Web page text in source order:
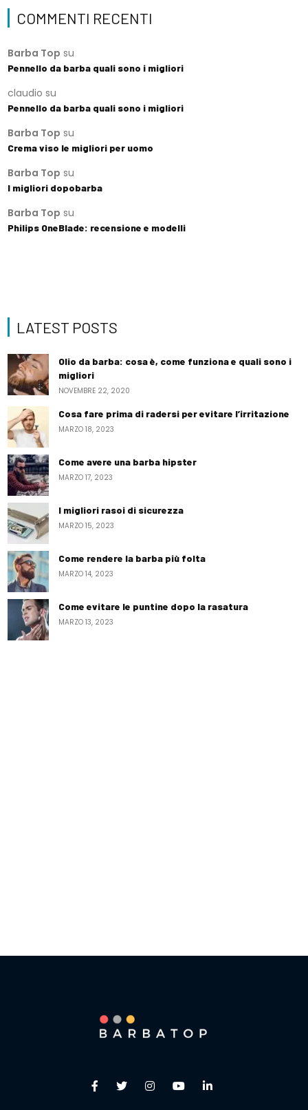
COMMENTI RECENTI
Barba Top su
Pennello da barba quali sono i migliori
claudio su
Pennello da barba quali sono i migliori
Barba Top su
Crema viso le migliori per uomo
Barba Top su
I migliori dopobarba
Barba Top su
Philips OneBlade: recensione e modelli
LATEST POSTS
Olio da barba: cosa è, come funziona e quali sono i
migliori
NOVEMBRE 22, 2020
Cosa fare prima di radersi per evitare l’irritazione
MARZO 18, 2023
Come avere una barba hipster
MARZO 17, 2023
I migliori rasoi di sicurezza
MARZO 15, 2023
Come rendere la barba più folta
MARZO 14, 2023
Come evitare le puntine dopo la rasatura
MARZO 13, 2023